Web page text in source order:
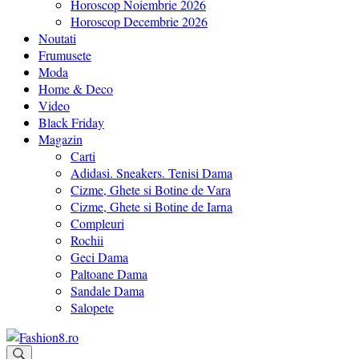
Horoscop Noiembrie 2026
Horoscop Decembrie 2026
Noutati
Frumusete
Moda
Home & Deco
Video
Black Friday
Magazin
Carti
Adidasi. Sneakers. Tenisi Dama
Cizme, Ghete si Botine de Vara
Cizme, Ghete si Botine de Iarna
Compleuri
Rochii
Geci Dama
Paltoane Dama
Sandale Dama
Salopete